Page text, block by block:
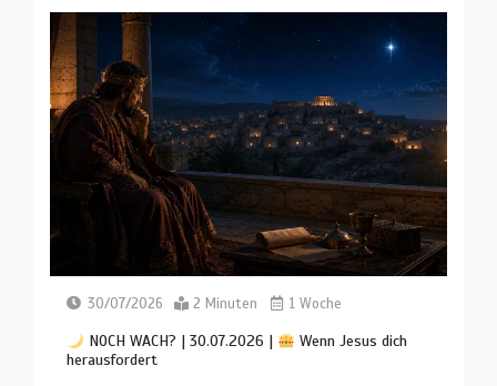
30/07/2026 2 Minuten 1 Woche
NOCH WACH? | 30.07.2026 |
Wenn Jesus dich
herausfordert